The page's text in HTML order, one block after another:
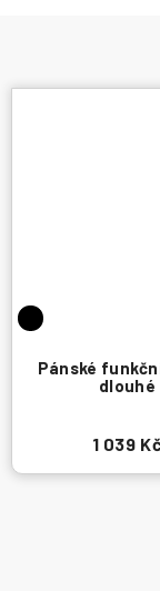
Pánské
dlouhé
1 039 Kč